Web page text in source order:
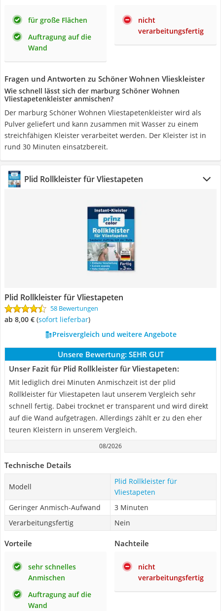
für große Flächen
Auftragung auf die
Wand
nicht
verarbeitungsfertig
Fragen und Antworten zu Schöner Wohnen Vlieskleister
Wie schnell lässt sich der marburg Schöner Wohnen
Vliestapetenkleister anmischen?
Der marburg Schöner Wohnen Vliestapetenkleister wird als
Pulver geliefert und kann zusammen mit Wasser zu einem
streichfähigen Kleister verarbeitet werden. Der Kleister ist in
rund 30 Minuten einsatzbereit.
Plid Rollkleister für Vliestapeten
Plid Rollkleister für Vliestapeten
58 Bewertungen
ab 8,00 € ( Sofort lieferbar)
Preisvergleich und weitere Angebote
Unsere Bewertung: SEHR GUT
Unser Fazit für Plid Rollkleister für Vliestapeten:
Mit lediglich drei Minuten Anmischzeit ist der plid
Rollkleister für Vliestapeten laut unserem Vergleich sehr
schnell fertig. Dabei trocknet er transparent und wird direkt
auf die Wand aufgetragen. Allerdings zählt er zu den eher
teuren Kleistern in unserem Vergleich.
08/2026
Technische Details
Modell
Plid Rollkleister für
Vliestapeten
Geringer Anmisch-Aufwand
3 Minuten
Verarbeitungsfertig
Nein
Vorteile
sehr schnelles
Anmischen
Auftragung auf die
Wand
Nachteile
nicht
verarbeitungsfertig